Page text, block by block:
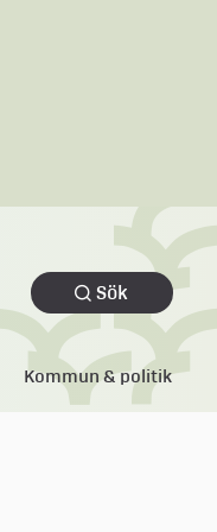
Sök
Kommun & politik